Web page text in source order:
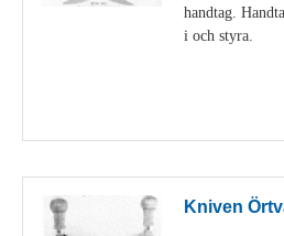
handtag.
i och styra.
Kniven